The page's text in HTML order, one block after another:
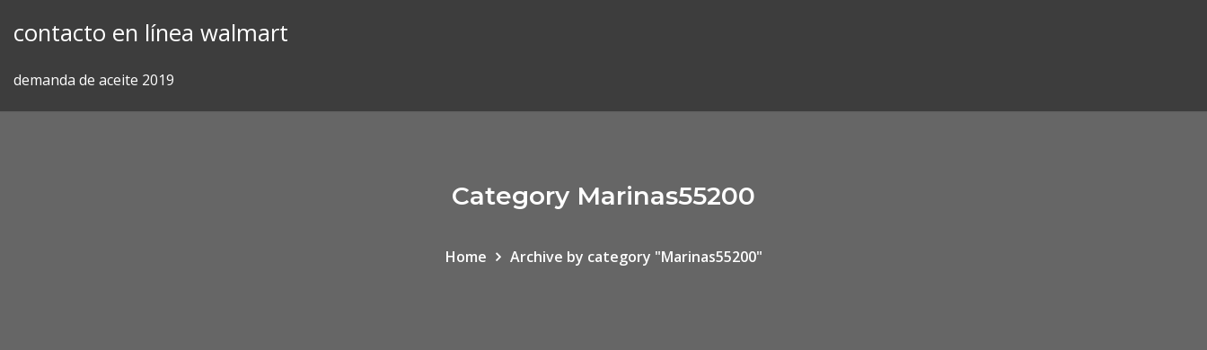
contacto en línea walmart
demanda de aceite 2019
Category Marinas55200
Home Archive by category "Marinas55200"